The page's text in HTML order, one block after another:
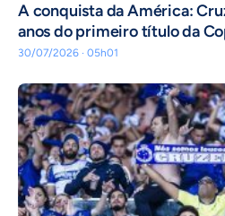
A conquista da América:
anos do primeiro título da
30/07/2026 · 05h01